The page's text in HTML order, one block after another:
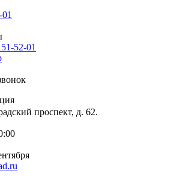
52-01
проспект, д. 62.